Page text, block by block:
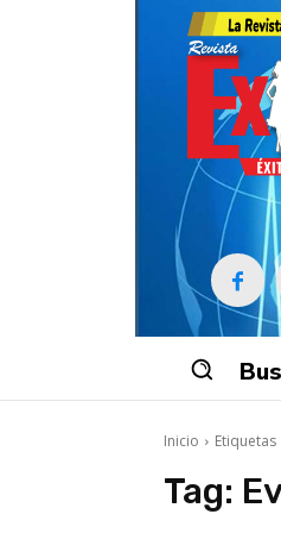
Inicio Etiquetas
Tag: